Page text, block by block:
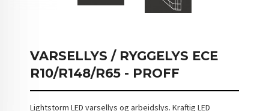
VARSELLYS / RYGGELYS ECE
R10/R148/R65 - PROFF
Lightstorm LED varsellys og arbeidslys. Kraftig LED